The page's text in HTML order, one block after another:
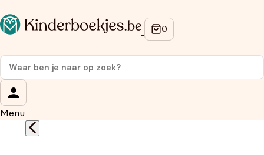
Menu
Op de hoogte blijven van onze acties?
Meld je aan voor onze nieuwsbrief en ontvang
op je eerste aankoop!
Wat is je voornaam?
Wat is je e-mailadres?